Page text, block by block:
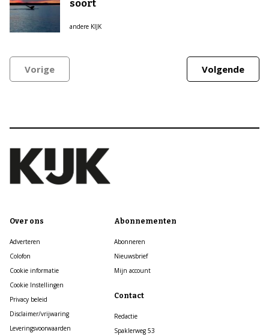
soort
andere KIJK
Vorige Volgende
Over ons
Adverteren
Colofon
Cookie informatie
Cookie Instellingen
Privacy beleid
Disclaimer/vrijwaring
Leveringsvoorwaarden
Abonnementen
Abonneren
Nieuwsbrief
Mijn account
Contact
Redactie
Spaklerweg 53